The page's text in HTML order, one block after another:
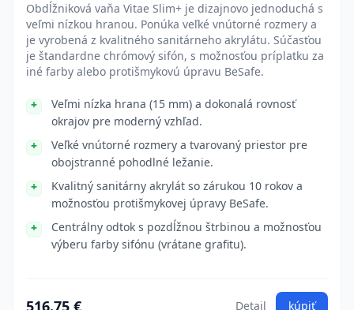
Obdĺžniková vaňa Vitae Slim+ je dizajnovo jednoduchá s
veľmi nízkou hranou. Ponúka veľké vnútorné rozmery a
je vyrobená z kvalitného sanitárneho akrylátu. Súčasťou
je štandardne chrómový sifón, s možnosťou príplatku za
iné farby alebo protišmykovú úpravu BeSafe.
Veľmi nízka hrana (15 mm) a dokonalá rovnosť
okrajov pre moderný vzhľad.
Veľké vnútorné rozmery a tvarovaný priestor pre
obojstranné pohodlné ležanie.
Kvalitný sanitárny akrylát so zárukou 10 rokov a
možnosťou protišmykovej úpravy BeSafe.
Centrálny odtok s pozdĺžnou štrbinou a možnosťou
výberu farby sifónu (vrátane grafitu).
516.75 € Detail kúpiť